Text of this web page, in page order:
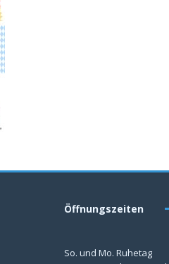
Öffnungszeiten
So. und Mo. Ruhetag